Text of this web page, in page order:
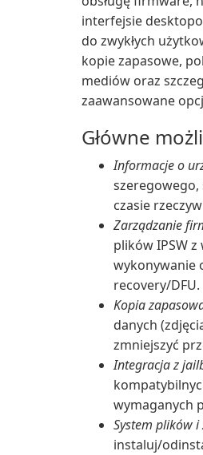
interfejsie
do zwykłych
kopie zapasowe,
mediów oraz
zaawansowane
Główne
Informacje o
czasie
Zarządzanie
plików IPSW
wykonywanie
recovery/DFU.
Kopia
danych
zmniejszyć
Integracja z
wymaganych
System plików
instaluj/